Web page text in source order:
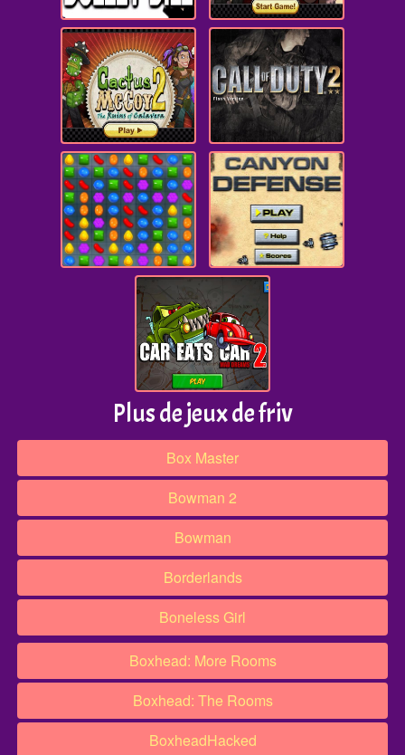
Plus de jeux de friv
Box Master
Bowman 2
Bowman
Borderlands
Boneless Girl
Boxhead: More Rooms
Boxhead: The Rooms
Boxhead​Hacked